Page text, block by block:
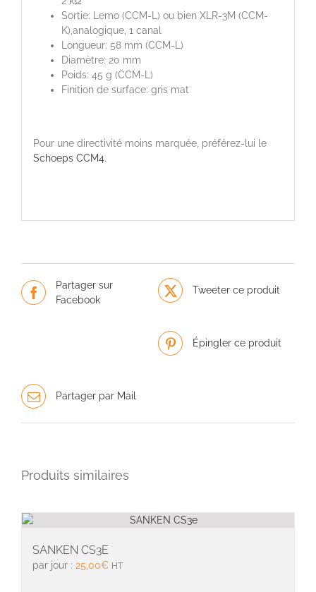
Sortie: Lemo (CCM-L) ou bien XLR-3M (CCM-
K),analogique, 1 canal
Longueur: 58 mm (CCM-L)
Diamètre: 20 mm
Poids: 45 g (CCM-L)
Finition de surface: gris mat
Pour une directivité moins marquée, préférez-lui le
Schoeps CCM4.
Partager sur
Facebook
Tweeter ce produit
Épingler ce produit
Partager par Mail
Produits similaires
SANKEN CS3E
par jour : 25,00€ HT